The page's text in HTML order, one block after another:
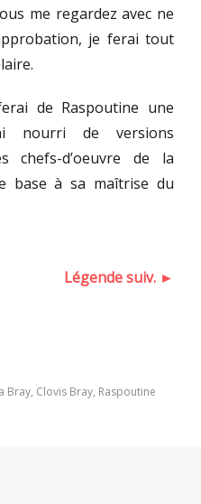
me regardez avec ne
je ferai tout
de Raspoutine une
nourri de versions
chefs-d’oeuvre de la
base à sa maîtrise du
Légende suiv. ►
Bray, Clovis Bray, Raspoutine